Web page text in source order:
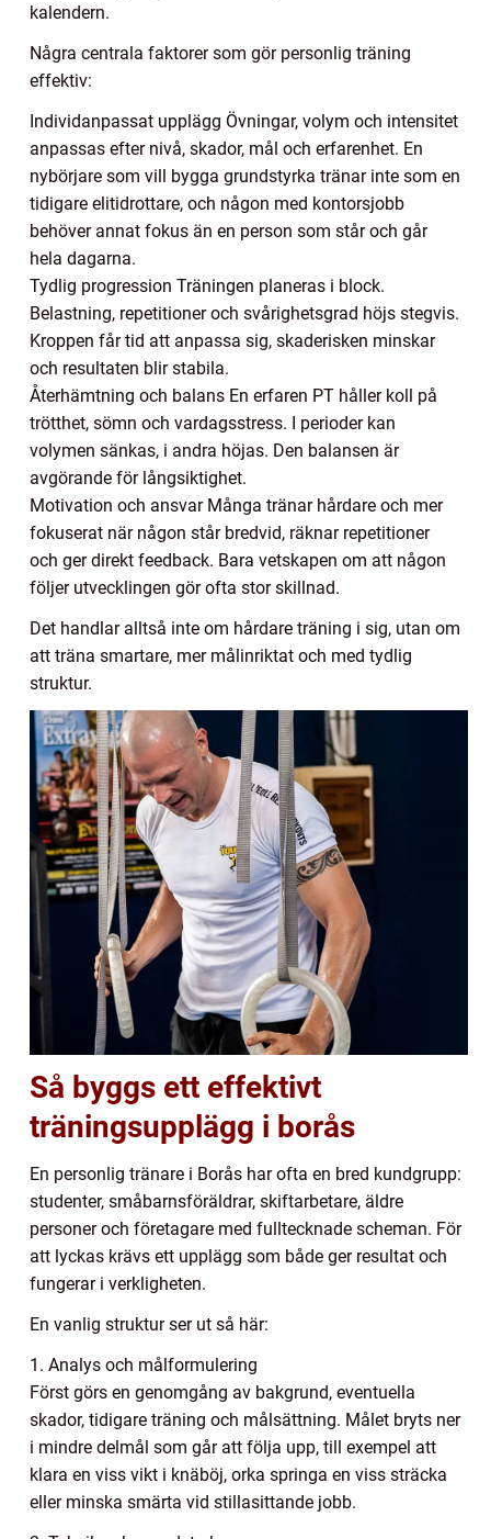
kalendern.
Några centrala faktorer som gör personlig träning
effektiv:
Individanpassat upplägg Övningar, volym och intensitet
anpassas efter nivå, skador, mål och erfarenhet. En
nybörjare som vill bygga grundstyrka tränar inte som en
tidigare elitidrottare, och någon med kontorsjobb
behöver annat fokus än en person som står och går
hela dagarna.
Tydlig progression Träningen planeras i block.
Belastning, repetitioner och svårighetsgrad höjs stegvis.
Kroppen får tid att anpassa sig, skaderisken minskar
och resultaten blir stabila.
Återhämtning och balans En erfaren PT håller koll på
trötthet, sömn och vardagsstress. I perioder kan
volymen sänkas, i andra höjas. Den balansen är
avgörande för långsiktighet.
Motivation och ansvar Många tränar hårdare och mer
fokuserat när någon står bredvid, räknar repetitioner
och ger direkt feedback. Bara vetskapen om att någon
följer utvecklingen gör ofta stor skillnad.
Det handlar alltså inte om hårdare träning i sig, utan om
att träna smartare, mer målinriktat och med tydlig
struktur.
Så byggs ett effektivt
träningsupplägg i borås
En personlig tränare i Borås har ofta en bred kundgrupp:
studenter, småbarnsföräldrar, skiftarbetare, äldre
personer och företagare med fulltecknade scheman. För
att lyckas krävs ett upplägg som både ger resultat och
fungerar i verkligheten.
En vanlig struktur ser ut så här:
1. Analys och målformulering
Först görs en genomgång av bakgrund, eventuella
skador, tidigare träning och målsättning. Målet bryts ner
i mindre delmål som går att följa upp, till exempel att
klara en viss vikt i knäböj, orka springa en viss sträcka
eller minska smärta vid stillasittande jobb.